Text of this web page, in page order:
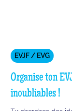
EVJF / EVG
Organise ton
inoubliables !